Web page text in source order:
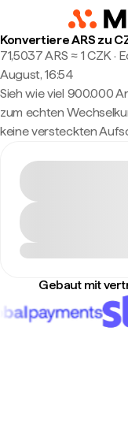
Konvertiere ARS zu
71,5037 ARS ≈ 1 CZK ·
August, 16:54
Sieh wie viel 900.000
zum echten
keine versteckten
Gebaut mit